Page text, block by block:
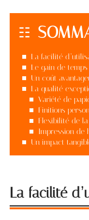
La facilité
Le gain de temps
Un coût
La qualité
Variété de
Finitions
Flexibilité de
Impression de
Un impact
La facilité